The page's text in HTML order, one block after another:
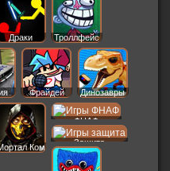
Драки Троллфейс
Фрайдей Динозавры
Ком
ФНАФ
Защита